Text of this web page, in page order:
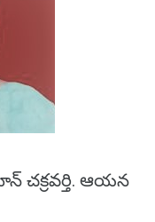
చక్రవర్తి. ఆయన